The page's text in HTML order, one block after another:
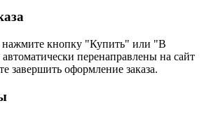
нажмите кнопку "Купить" или "В
перенаправлены на сайт
завершить оформление заказа.